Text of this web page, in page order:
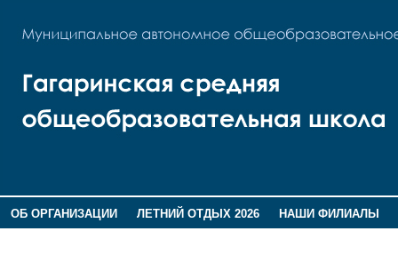
ОБ ОРГАНИЗАЦИИ ЛЕТНИЙ ОТДЫХ 2026
НАШИ ФИЛИАЛЫ